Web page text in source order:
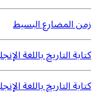
زمن المضارع البسيط
كتابة التاريخ باللغة
كتابة التاريخ باللغة